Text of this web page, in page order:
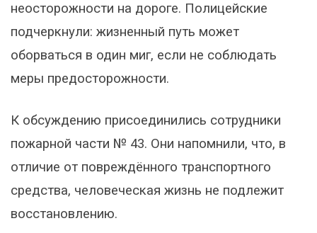
неосторожности на дороге. Полицейские
подчеркнули: жизненный путь может
оборваться в один миг, если не соблюдать
меры предосторожности.
К обсуждению присоединились сотрудники
пожарной части № 43. Они напомнили, что, в
отличие от повреждённого транспортного
средства, человеческая жизнь не подлежит
восстановлению.